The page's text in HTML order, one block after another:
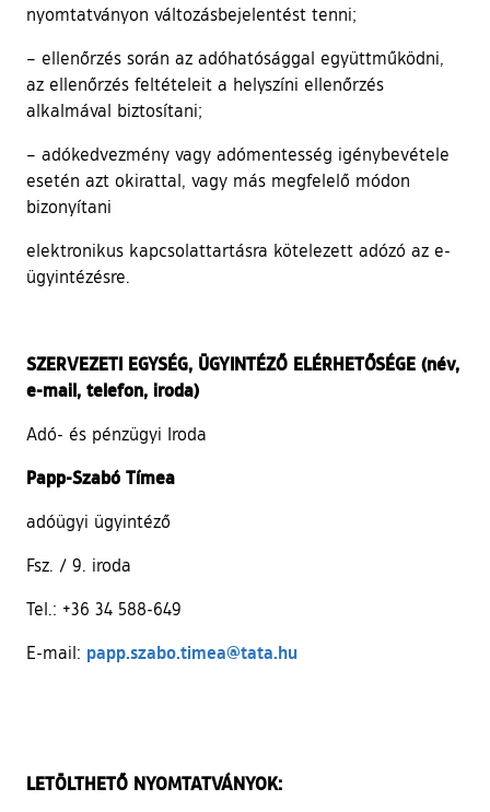
nyomtatványon változásbejelentést tenni;
– ellenőrzés során az adóhatósággal együttműködni,
az ellenőrzés feltételeit a helyszíni ellenőrzés
alkalmával biztosítani;
– adókedvezmény vagy adómentesség igénybevétele
esetén azt okirattal, vagy más megfelelő módon
bizonyítani
elektronikus kapcsolattartásra kötelezett adózó az e-
ügyintézésre.
SZERVEZETI EGYSÉG, ÜGYINTÉZŐ ELÉRHETŐSÉGE (név,
e-mail, telefon, iroda)
Adó- és pénzügyi Iroda
Papp-Szabó Tímea
adóügyi ügyintéző
Fsz. / 9. iroda
Tel.: +36 34 588-649
E-mail: papp.szabo.timea@tata.hu
LETÖLTHETŐ NYOMTATVÁNYOK: